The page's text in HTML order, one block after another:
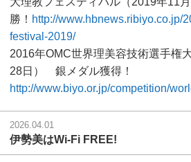
勝！ http://www.hbnews.ribiyo.co.jp/
festival-2019/
2016年OMC世界理美容技術選手権
28日） 銀メダル獲得！
http://www.biyo.or.jp/competition/
2026.04.01
伊勢美はWi-Fi FREE!